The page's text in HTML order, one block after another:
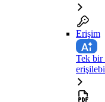
Erişim
Tek bir